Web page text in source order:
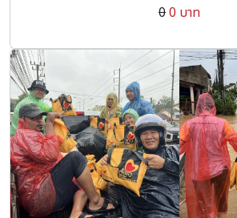
00 บาท